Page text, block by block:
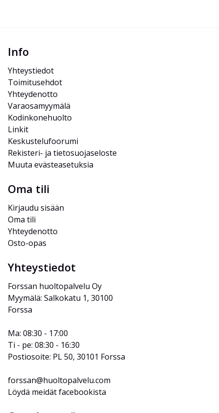
Info
Yhteystiedot
Toimitusehdot
Yhteydenotto
Varaosamyymälä
Kodinkonehuolto
Linkit
Keskustelufoorumi
Rekisteri- ja tietosuojaseloste
Muuta evästeasetuksia
Oma tili
Kirjaudu sisään
Oma tili
Yhteydenotto
Osto-opas
Yhteystiedot
Forssan huoltopalvelu Oy
Myymälä: Salkokatu 1, 30100
Forssa
Ma: 08:30 - 17:00
Ti - pe: 08:30 - 16:30
Postiosoite: PL 50, 30101 Forssa
forssan@huoltopalvelu.com
Löydä meidät facebookista